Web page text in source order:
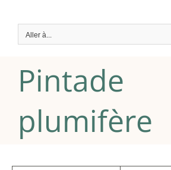
contenuAller à...
Pintade
plumifère